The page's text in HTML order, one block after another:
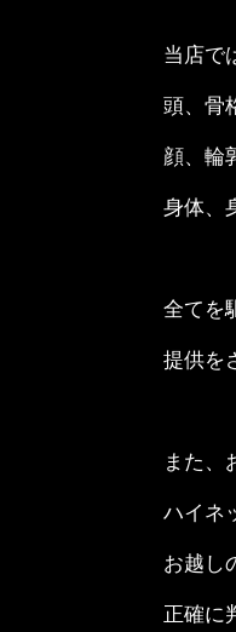
当店で
頭、骨
顔、輪
身体、
全てを
提供を
また、
ハイネ
お越し
正確に